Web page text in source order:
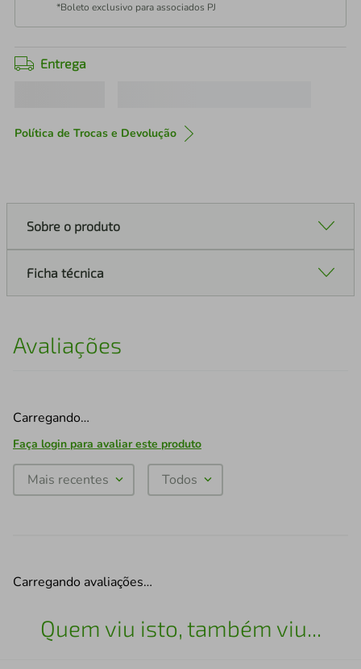
*Boleto exclusivo para associados PJ
Entrega
Política de Trocas e Devolução
Sobre o produto
Ficha técnica
Avaliações
Carregando…
Faça login para avaliar este produto
Mais recentes Todos
Carregando avaliações…
Quem viu isto, também viu...